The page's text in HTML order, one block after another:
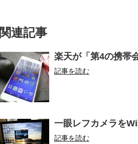
関連記事
楽天が「第4の携帯
記事を読む
一眼レフカメラを
記事を読む